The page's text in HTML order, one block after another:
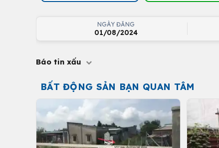
NGÀY ĐĂNG
01/08/2024
Báo tin xấu
BẤT ĐỘNG SẢN BẠN QUAN TÂM